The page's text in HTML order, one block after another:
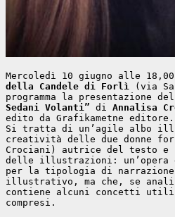
Mercoledì 10 giugno alle
della Candele di Forlì
(via
programma la presentazione
Sedani Volanti” di Annalisa
edito da Grafikametne editore.
Si tratta di un’agile albo
creatività delle due donne
Crociani) autrice del testo e
delle illustrazioni: un’opera
per la tipologia di
illustrativo, ma che, se
contiene alcuni concetti
compresi.